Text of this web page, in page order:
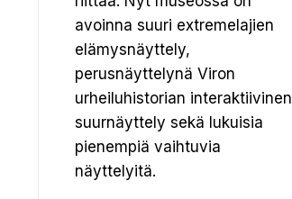
avoinna suuri extremelajien
elämysnäyttely,
perusnäyttelynä Viron
urheiluhistorian interaktiivinen
suurnäyttely sekä lukuisia
pienempiä vaihtuvia
näyttelyitä.